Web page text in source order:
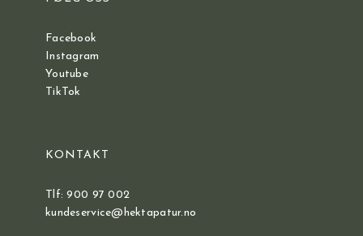
Facebook
Instagram
Youtube
TikTok
KONTAKT
Tlf: 900 97 002
kundeservice@hektapatur.no